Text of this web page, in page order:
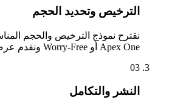
الترخيص وتحديد الحجم
Apex One أو Worry-Free ونقدم عرضاً رسمياً.
03
النشر والتكامل